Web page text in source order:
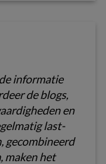
informatie
de blogs,
en
last-
gecombineerd
maken het